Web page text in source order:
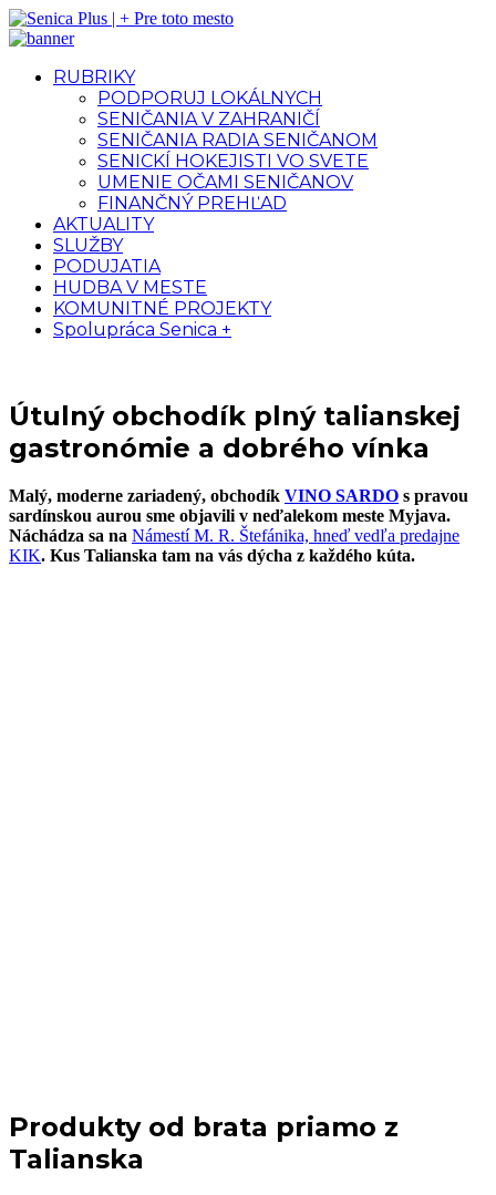
RUBRIKY
PODPORUJ LOKÁLNYCH
SENIČANIA V ZAHRANIČÍ
SENIČANIA RADIA SENIČANOM
SENICKÍ HOKEJISTI VO SVETE
UMENIE OČAMI SENIČANOV
FINANČNÝ PREHĽAD
AKTUALITY
SLUŽBY
PODUJATIA
HUDBA V MESTE
KOMUNITNÉ PROJEKTY
Spolupráca Senica +
Útulný obchodík plný talianskej
gastronómie a dobrého vínka
Malý, moderne zariadený, obchodík VINO SARDO s pravou
sardínskou aurou sme objavili v neďalekom meste Myjava.
Náchádza sa na Námestí M. R. Štefánika, hneď vedľa predajne
KIK. Kus Talianska tam na vás dýcha z každého kúta.
Produkty od brata priamo z
Talianska